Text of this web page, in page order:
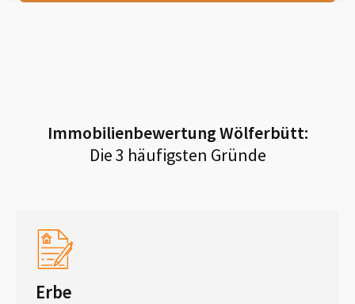
ImmobilienbewertungWölferbütt:
Die 3 häufigsten Gründe
Erbe